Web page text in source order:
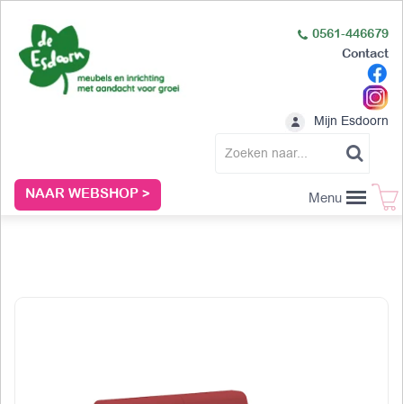
NAAR WEBSHOP >
0561-446679
Contact
Mijn Esdoorn
Menu